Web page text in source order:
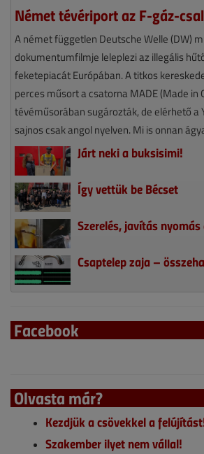
Német tévériport az F-gáz-
A német független Deutsche Welle (DW)
dokumentumfilmje leleplezi az illegális
feketepiacát Európában. A titkos
perces műsort a csatorna MADE (Made in
tévéműsorában sugározták, de elérhető a
sajnos csak angol nyelven. Mi is onnan
Járt neki a buksisimi!
Így vettük be Bécset
Szerelés, javítás
Csaptelep zaja –
Facebook
Olvasta már?
Kezdjük a csövekkel a
Szakember ilyet nem vállal!